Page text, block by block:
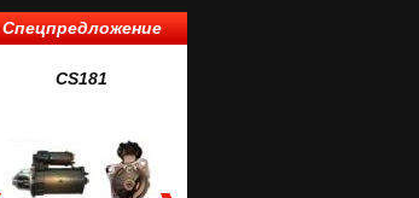
Спецпредложение
CS181